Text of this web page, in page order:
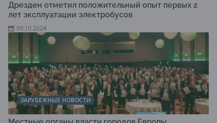
Дрезден отметил положительный опыт первых 2
лет эксплуатации электробусов
09.10.2024
ЗАРУБЕЖНЫЕ НОВОСТИ